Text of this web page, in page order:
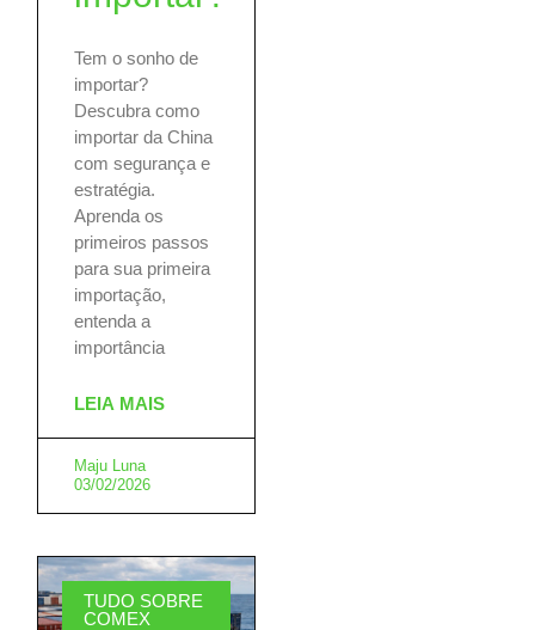
Tem o sonho de
importar?
Descubra como
importar da China
com segurança e
estratégia.
Aprenda os
primeiros passos
para sua primeira
importação,
entenda a
importância
LEIA MAIS
Maju Luna
03/02/2026
TUDO SOBRE
COMEX